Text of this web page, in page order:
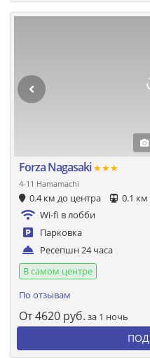
Forza Nagasaki★★★
4-11 Hamamachi
0.4 км до центра 0.1 км
Wi-fi в лобби
Парковка
Ресепшн 24 часа
В самом центре
По отзывам
От4620 руб. за 1 ночь